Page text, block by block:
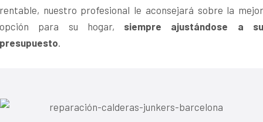
rentable, nuestro profesional le aconsejará sobre la mejor
opción para su hogar, siempre ajustándose a
presupuesto